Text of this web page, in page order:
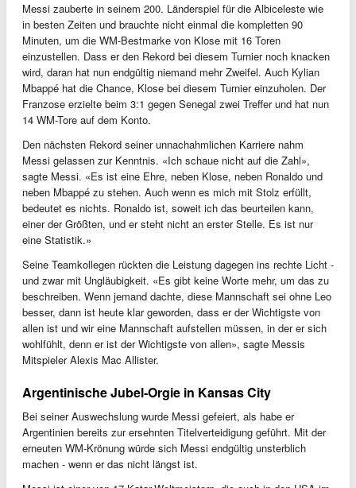
Messi zauberte in seinem 200. Länderspiel für die Albiceleste wie
in besten Zeiten und brauchte nicht einmal die kompletten 90
Minuten, um die WM-Bestmarke von Klose mit 16 Toren
einzustellen. Dass er den Rekord bei diesem Turnier noch knacken
wird, daran hat nun endgültig niemand mehr Zweifel. Auch Kylian
Mbappé hat die Chance, Klose bei diesem Turnier einzuholen. Der
Franzose erzielte beim 3:1 gegen Senegal zwei Treffer und hat nun
14 WM-Tore auf dem Konto.
Den nächsten Rekord seiner unnachahmlichen Karriere nahm
Messi gelassen zur Kenntnis. «Ich schaue nicht auf die Zahl»,
sagte Messi. «Es ist eine Ehre, neben Klose, neben Ronaldo und
neben Mbappé zu stehen. Auch wenn es mich mit Stolz erfüllt,
bedeutet es nichts. Ronaldo ist, soweit ich das beurteilen kann,
einer der Größten, und er steht nicht an erster Stelle. Es ist nur
eine Statistik.»
Seine Teamkollegen rückten die Leistung dagegen ins rechte Licht -
und zwar mit Ungläubigkeit. «Es gibt keine Worte mehr, um das zu
beschreiben. Wenn jemand dachte, diese Mannschaft sei ohne Leo
besser, dann ist heute klar geworden, dass er der Wichtigste von
allen ist und wir eine Mannschaft aufstellen müssen, in der er sich
wohlfühlt, denn er ist der Wichtigste von allen», sagte Messis
Mitspieler Alexis Mac Allister.
Argentinische Jubel-Orgie in Kansas City
Bei seiner Auswechslung wurde Messi gefeiert, als habe er
Argentinien bereits zur ersehnten Titelverteidigung geführt. Mit der
erneuten WM-Krönung würde sich Messi endgültig unsterblich
machen - wenn er das nicht längst ist.